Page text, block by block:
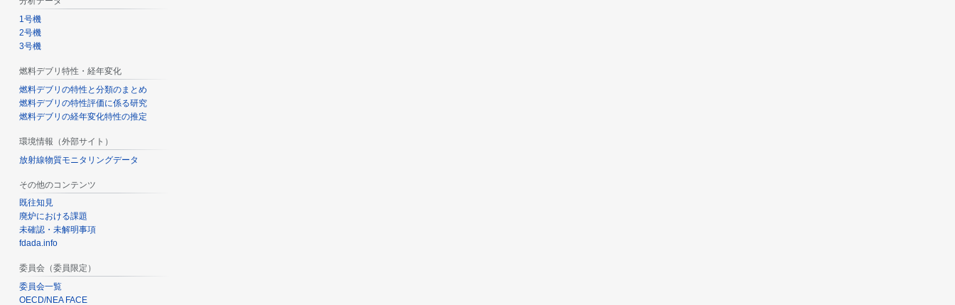
1号機
2号機
3号機
燃料デブリ特性・経年変化
燃料デブリの特性と分類のまとめ
燃料デブリの特性評価に係る研究
燃料デブリの経年変化特性の推定
環境情報（外部サイト）
放射線物質モニタリングデータ
その他のコンテンツ
既往知見
廃炉における課題
未確認・未解明事項
fdada.info
委員会（委員限定）
委員会一覧
OECD/NEA FACE